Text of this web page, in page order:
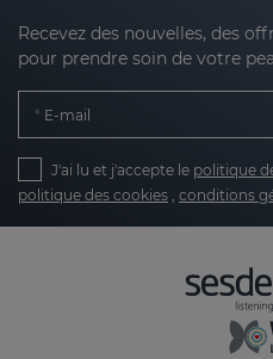
La solution : la ligne
La gammeSEBOVALISde
spécifiquement conçue
formulation avancée, il
desquamation et à
Avantages de
Recevez des nouvelles, des
pour prendre soin de votre
E-mail
J'ai lu et j'accepte le politique
politique des cookies conditions